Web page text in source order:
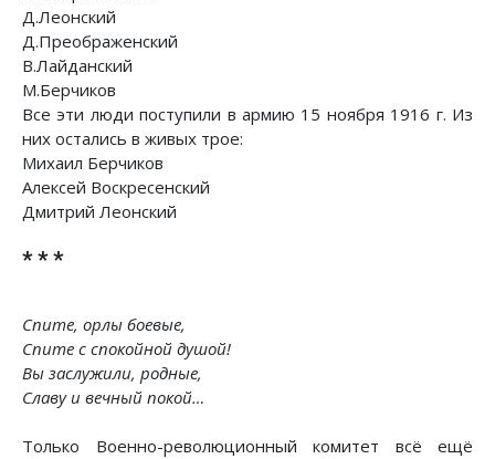
Д.Леонский
Д.Преображенский
В.Лайданский
М.Берчиков
Все эти люди поступили в армию 15 ноября 1916 г. Из
них остались в живых трое:
Михаил Берчиков
Алексей Воскресенский
Дмитрий Леонский
* * *
Спите, орлы боевые,
Спите с спокойной душой!
Вы заслужили, родные,
Славу и вечный покой…
Только Военно-революционный комитет всё ещё